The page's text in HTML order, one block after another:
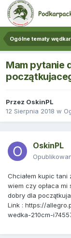
Ogólne tematy
Mam pytanie
Przez OskinPL
12 Sierpnia 2018 w
OskinPL
Chciałem kupic
wiem czy opłaca
dobry dla
Link : https://
wedka-210cm-